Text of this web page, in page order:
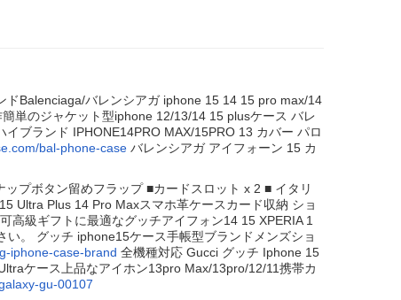
ドBalenciaga/バレンシアガ iphone 15 14 15 pro max/14
単のジャケット型iphone 12/13/14 15 plusケース バレ
ブランド IPHONE14PRO MAX/15PRO 13 カバー パロ
bal-phone-case バレンシアガ アイフォーン 15 カ
プボタン留めフラップ ■カードスロット x 2 ■ イタリ
Ultra Plus 14 Pro Maxスマホ革ケースカード収納 ショ
高級ギフトに最適なグッチアイフォン14 15 XPERIA 1
。 グッチ iphone15ケース手帳型ブランドメンズショ
iphone-case-brand 全機種対応 Gucci グッチ Iphone 15
ケース上品なアイホン13pro Max/13pro/12/11携帯カ
gu-00107